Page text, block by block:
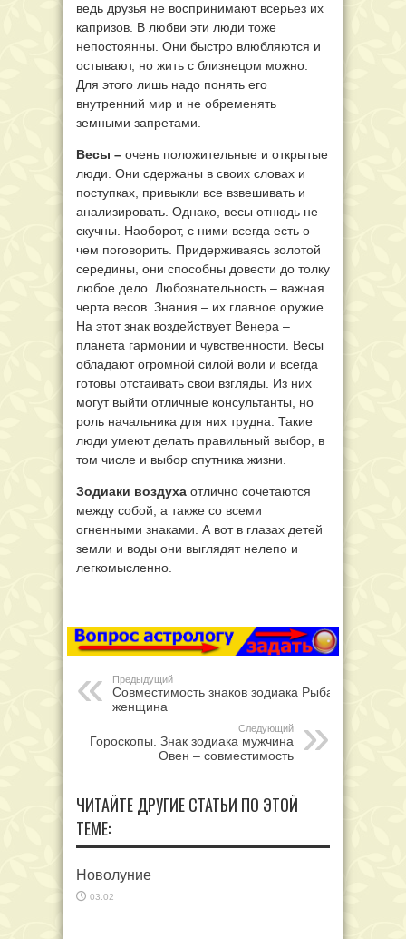
ведь друзья не воспринимают всерьез их
капризов. В любви эти люди тоже
непостоянны. Они быстро влюбляются и
остывают, но жить с близнецом можно.
Для этого лишь надо понять его
внутренний мир и не обременять
земными запретами.
Весы – очень положительные и открытые
люди. Они сдержаны в своих словах и
поступках, привыкли все взвешивать и
анализировать. Однако, весы отнюдь не
скучны. Наоборот, с ними всегда есть о
чем поговорить. Придерживаясь золотой
середины, они способны довести до толку
любое дело. Любознательность – важная
черта весов. Знания – их главное оружие.
На этот знак воздействует Венера –
планета гармонии и чувственности. Весы
обладают огромной силой воли и всегда
готовы отстаивать свои взгляды. Из них
могут выйти отличные консультанты, но
роль начальника для них трудна. Такие
люди умеют делать правильный выбор, в
том числе и выбор спутника жизни.
Зодиаки воздуха отлично сочетаются
между собой, а также со всеми
огненными знаками. А вот в глазах детей
земли и воды они выглядят нелепо и
легкомысленно.
Предыдущий
Совместимость знаков зодиака Рыба
женщина
Следующий
Гороскопы. Знак зодиака мужчина
Овен – совместимость
ЧИТАЙТЕ ДРУГИЕ СТАТЬИ ПО ЭТОЙ
ТЕМЕ:
Новолуние
03.02